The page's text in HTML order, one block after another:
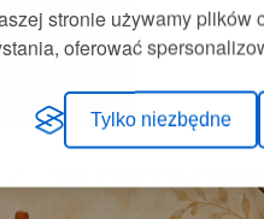
stronie używamy plików
oferować
Tylko niezbędne